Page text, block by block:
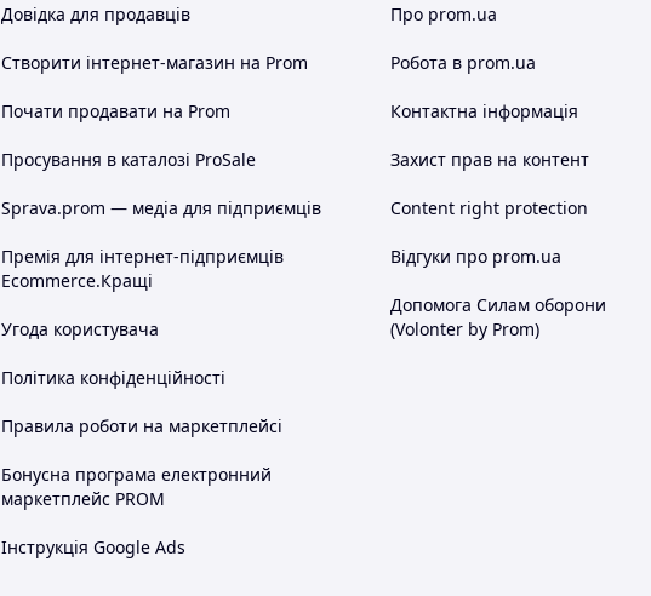
Довідка для продавців
Створити інтернет-магазин на Prom
Почати продавати на Prom
Просування в каталозі ProSale
Sprava.prom — медіа для підприємців
Премія для інтернет-підприємців
Ecommerce.Кращі
Угода користувача
Політика конфіденційності
Правила роботи на маркетплейсі
Бонусна програма електронний
маркетплейс PROM
Інструкція Google Ads
Про prom.ua
Робота в prom.ua
Контактна інформація
Захист прав на контент
Content right protection
Відгуки про prom.ua
Допомога Силам оборони
(Volonter by Prom)